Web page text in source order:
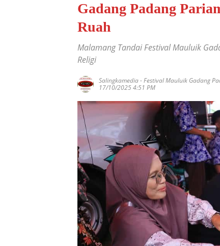
Gadang Padang
Ruah
Malamang Tandai Festival Mauluik
Religi
Salingkamedia-Festival Mauluik Gadang
17/10/2025 4:51 PM